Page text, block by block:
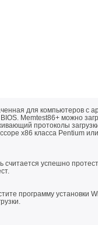
для компьютеров с
Memtest86+ можно
протоколы
x86 класса Pentium
считается успешно
программу установки